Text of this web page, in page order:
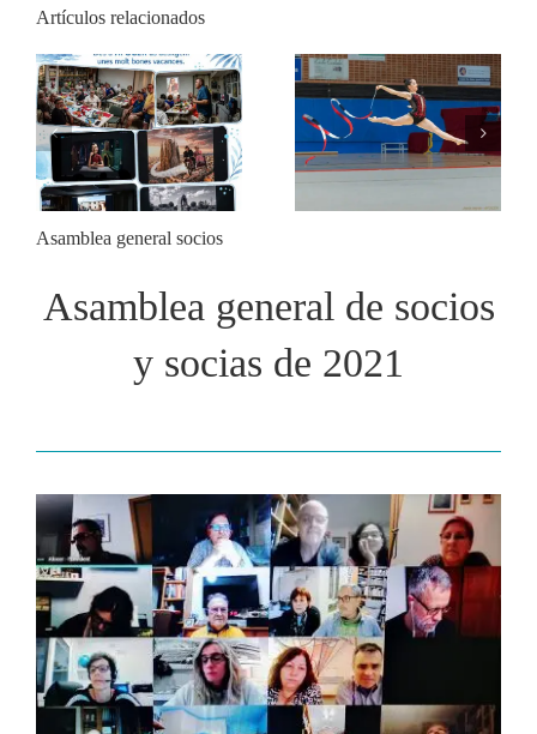
Artículos relacionados
AFOCER col·labora
amb diverses entitats en
activitats de final de
curs
Resultats de la 4a
Biennal Internacional
Digital RIPOLLET
Asamblea general socios
Asamblea general de socios
y socias de 2021